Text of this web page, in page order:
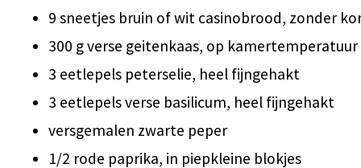
9 sneetjes bruin of wit casinobrood, zonder
300 g verse geitenkaas, op kamertemperatuur
3 eetlepels peterselie, heel fijngehakt
3 eetlepels verse basilicum, heel fijngehakt
versgemalen zwarte peper
1/2 rode paprika, in piepkleine blokjes